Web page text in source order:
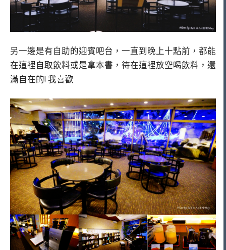
另一邊是有自助的迎賓吧台，一直到晚上十點前，都能
在這裡自取飲料或是拿本書，待在這裡放空喝飲料，還
滿自在的! 我喜歡